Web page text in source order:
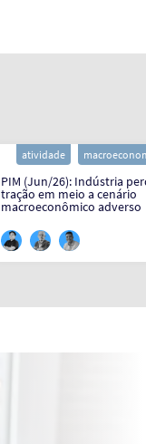
atividade
PIM (Jun/26): Indústria
tração em meio a cenário
macroeconômico adverso